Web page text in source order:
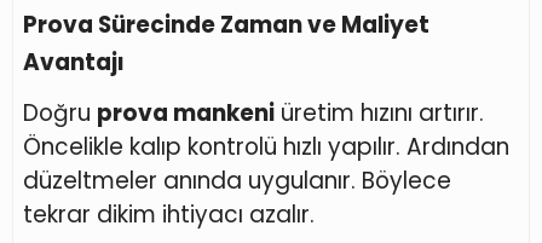
Prova Sürecinde Zaman ve Maliyet
Avantajı
Doğru prova mankeni üretim hızını artırır.
Öncelikle kalıp kontrolü hızlı yapılır. Ardından
düzeltmeler anında uygulanır. Böylece
tekrar dikim ihtiyacı azalır.